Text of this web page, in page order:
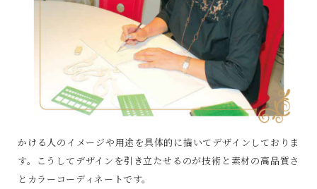
かける人のイメージや用途を具体的に描いてデザインしておりま
す。こうしてデザインを引き立たせるのが技術と素材の高品質さ
とカラーコーディネートです。